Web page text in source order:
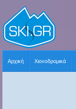
Αρχική Χιονοδρομικά